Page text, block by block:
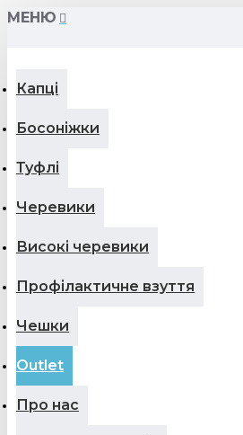
МЕНЮ
Капці
Босоніжки
Туфлі
Черевики
Високі черевики
Профілактичне взуття
Чешки
Outlet
Про нас